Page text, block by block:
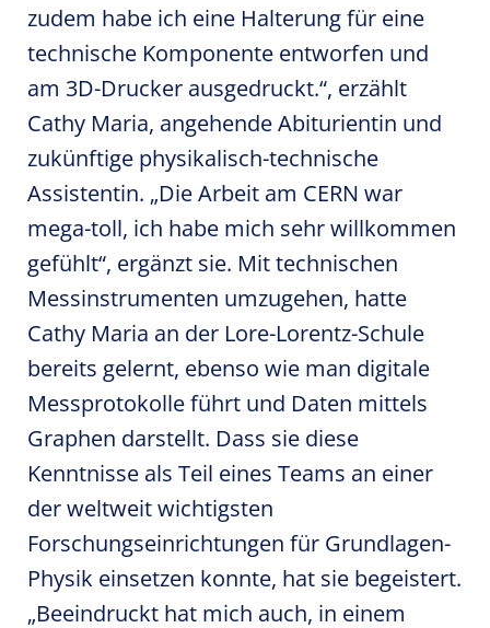
zudem habe ich eine Halterung für eine
technische Komponente entworfen und
am 3D-Drucker ausgedruckt.“, erzählt
Cathy Maria, angehende Abiturientin und
zukünftige physikalisch-technische
Assistentin. „Die Arbeit am CERN war
mega-toll, ich habe mich sehr willkommen
gefühlt“, ergänzt sie. Mit technischen
Messinstrumenten umzugehen, hatte
Cathy Maria an der Lore-Lorentz-Schule
bereits gelernt, ebenso wie man digitale
Messprotokolle führt und Daten mittels
Graphen darstellt. Dass sie diese
Kenntnisse als Teil eines Teams an einer
der weltweit wichtigsten
Forschungseinrichtungen für Grundlagen-
Physik einsetzen konnte, hat sie begeistert.
„Beeindruckt hat mich auch, in einem